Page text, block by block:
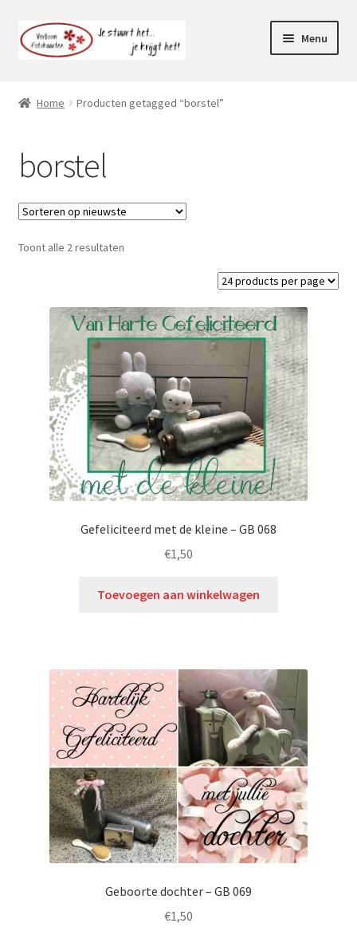
Ga
door
Ga
naar
Menu
Mijn account
Home Producten getagged “borstel”
borstel
Toont alle 2 resultaten
Gefeliciteerd met de kleine – GB 068
€1,50
Toevoegen aan winkelwagen
Geboorte dochter – GB 069
€1,50